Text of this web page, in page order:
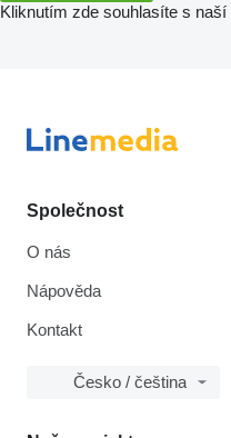
Kliknutím zde souhlasíte s naší
Společnost
O nás
Nápověda
Kontakt
Česko / čeština